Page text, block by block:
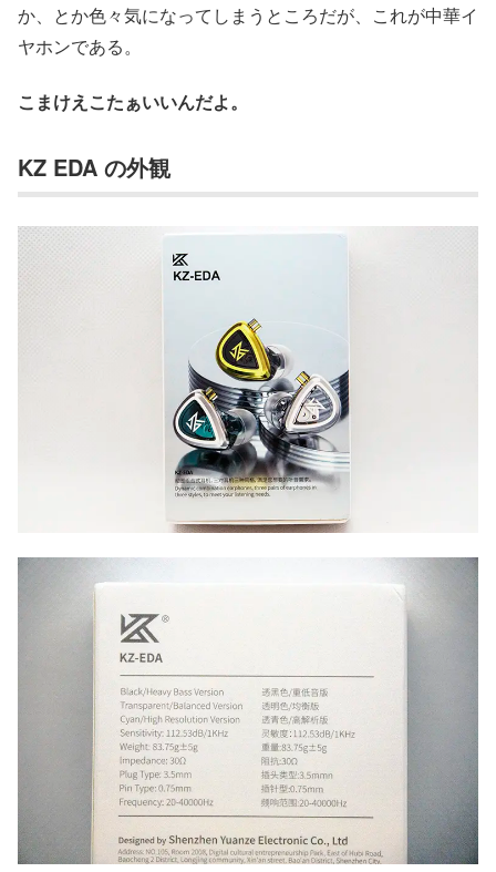
か、とか色々気になってしまうところだが、これが中華イ
ヤホンである。
こまけえこたぁいいんだよ。
KZ EDA の外観